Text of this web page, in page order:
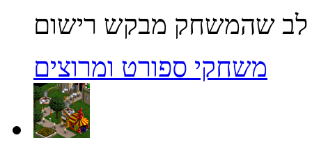
משחקי ספורט ומרוצים